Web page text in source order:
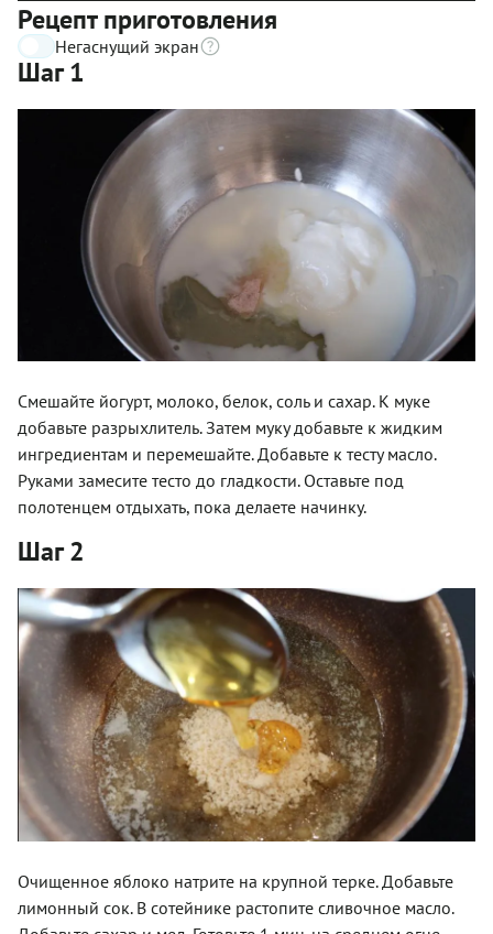
Рецепт приготовления
Негаснущий экран
Шаг 1
Смешайте йогурт, молоко, белок, соль и сахар. К муке
добавьте разрыхлитель. Затем муку добавьте к жидким
ингредиентам и перемешайте. Добавьте к тесту масло.
Руками замесите тесто до гладкости. Оставьте под
полотенцем отдыхать, пока делаете начинку.
Шаг 2
Очищенное яблоко натрите на крупной терке. Добавьте
лимонный сок. В сотейнике растопите сливочное масло.